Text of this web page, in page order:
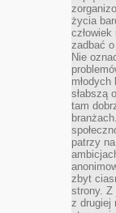
życia
zadbać
Nie
słabszą
tam
patrzy
zbyt
strony. Z
z drugiej